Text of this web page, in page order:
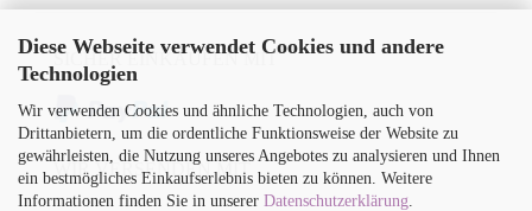
Diese Webseite verwendet Cookies und andere
Technologien
Wir verwenden Cookies und ähnliche Technologien, auch von
Drittanbietern, um die ordentliche Funktionsweise der Website zu
gewährleisten, die Nutzung unseres Angebotes zu analysieren und Ihnen
ein bestmögliches Einkaufserlebnis bieten zu können. Weitere
Informationen finden Sie in unserer Datenschutzerklärung
SICHER EINKAUFEN MIT
WIR VERSENDEN MIT